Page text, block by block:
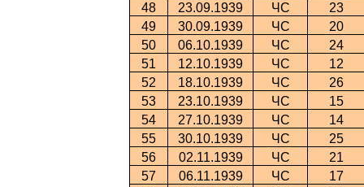
48
23.09.1939 ЧС
23
49
30.09.1939 ЧС
20
50
06.10.1939 ЧС
24
51
12.10.1939 ЧС
12
52
18.10.1939 ЧС
26
53
23.10.1939 ЧС
15
54
27.10.1939 ЧС
14
55
30.10.1939 ЧС
25
56
02.11.1939 ЧС
21
57
06.11.1939 ЧС
17